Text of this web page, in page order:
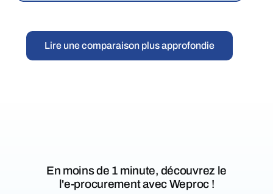
Lire une comparaison plus approfondie
En moins de 1 minute, découvrez le
l'e-procurementavec Weproc !